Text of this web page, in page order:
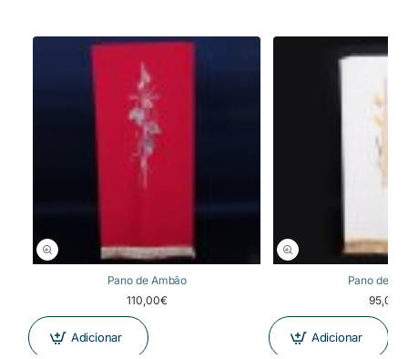
Pano de Ambão
110,00€
Adicionar
Pano de
95,00€
Adicionar